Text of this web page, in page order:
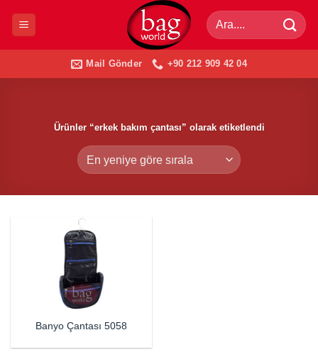
Ara:
Mail Gönder +90 212 909 42 04
Ürünler “erkek bakım çantası” olarak etiketlendi
Banyo Çantası 5058